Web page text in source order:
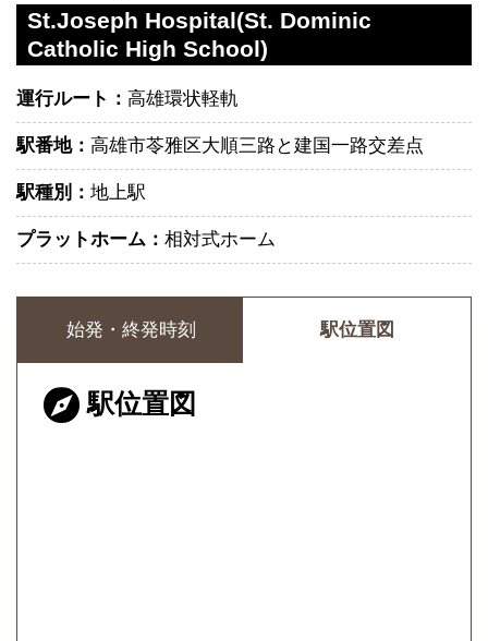
St.Joseph Hospital(St. Dominic
Catholic High School)
運行ルート： 高雄環状軽軌
駅番地： 高雄市苓雅区大順三路と建国一路交差点
駅種別： 地上駅
プラットホーム： 相対式ホーム
始発・終発時刻 駅位置図
駅位置図